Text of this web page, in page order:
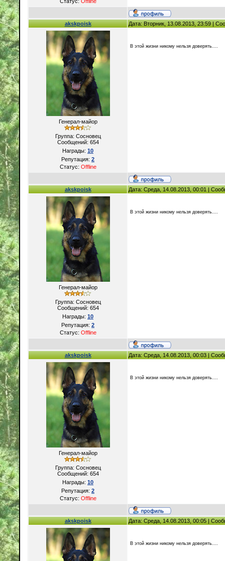
akskpoisk Дата: Вторник, 13.08.2013, 23:59 |
Генерал-майор
Группа: Сосновец
Сообщений: 654
Награды: 10
Репутация: 2
Статус: Offline
В этой жизни никому нельзя доверять....
akskpoisk Дата: Среда, 14.08.2013, 00:01 |
Генерал-майор
Группа: Сосновец
Сообщений: 654
Награды: 10
Репутация: 2
Статус: Offline
В этой жизни никому нельзя доверять....
akskpoisk Дата: Среда, 14.08.2013, 00:03 |
Генерал-майор
Группа: Сосновец
Сообщений: 654
Награды: 10
Репутация: 2
Статус: Offline
В этой жизни никому нельзя доверять....
akskpoisk Дата: Среда, 14.08.2013, 00:05 |
В этой жизни никому нельзя доверять....